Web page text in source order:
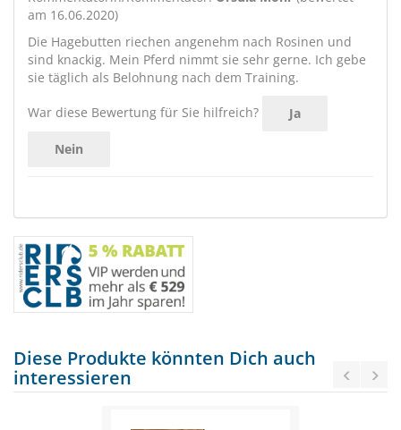
am 16.06.2020)
Die Hagebutten riechen angenehm nach Rosinen und
sind knackig. Mein Pferd nimmt sie sehr gerne. Ich gebe
sie täglich als Belohnung nach dem Training.
War diese Bewertung für Sie hilfreich? Ja
Nein
Diese Produkte könnten Dich auch
interessieren